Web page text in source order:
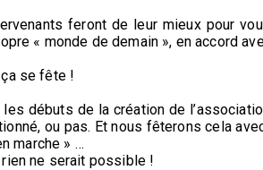
feront de leur mieux pour
« monde de demain », en accord
se fête !
débuts de la création de
ou pas. Et nous fêterons cela
marche » …
ne serait possible !